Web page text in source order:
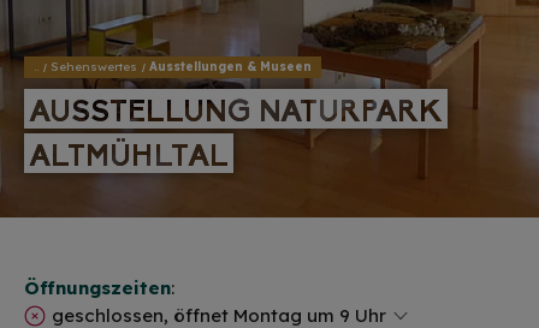
.. Sehenswertes Ausstellungen & Museen
AUSSTELLUNG NATURPARK
ALTMÜHLTAL
AUSSTELLUNG NATURPARK
ALTMÜHLTAL
Öffnungszeiten:
geschlossen, öffnet Montag um 9 Uhr